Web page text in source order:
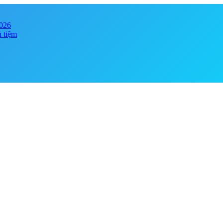
tiệm
đảm bảo chính hãng, giá tốt . Đa dạng phong phú chủng loại